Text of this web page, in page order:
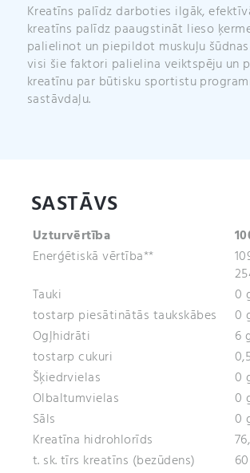
Kreatīns palīdz darboties ilgāk,
kreatīns palīdz paaugstināt lieso
palielinot un piepildot muskuļu
visi šie faktori palielina veiktspēju un
kreatīnu par būtisku sportistu
sastāvdaļu.
SASTĀVS
Uzturvērtība
Enerģētiskā vērtība**
Tauki
0
tostarp piesātinātās taukskābes
0
Ogļhidrāti
6
tostarp cukuri
Šķiedrvielas
0
Olbaltumvielas
0
Sāls
0
Kreatīna hidrohlorīds
t. sk. tīrs kreatīns (bezūdens)